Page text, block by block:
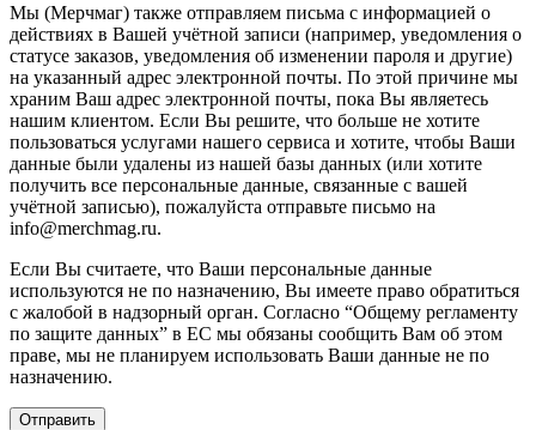
Мы (Мерчмаг) также отправляем письма с информацией о
действиях в Вашей учётной записи (например, уведомления о
статусе заказов, уведомления об изменении пароля и другие)
на указанный адрес электронной почты. По этой причине мы
храним Ваш адрес электронной почты, пока Вы являетесь
нашим клиентом. Если Вы решите, что больше не хотите
пользоваться услугами нашего сервиса и хотите, чтобы Ваши
данные были удалены из нашей базы данных (или хотите
получить все персональные данные, связанные с вашей
учётной записью), пожалуйста отправьте письмо на
info@merchmag.ru.
Если Вы считаете, что Ваши персональные данные
используются не по назначению, Вы имеете право обратиться
с жалобой в надзорный орган. Согласно “Общему регламенту
по защите данных” в ЕС мы обязаны сообщить Вам об этом
праве, мы не планируем использовать Ваши данные не по
назначению.
Отправить